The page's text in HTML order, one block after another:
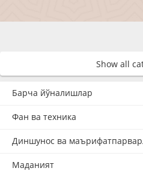
Show all
Барча йўналишлар
Фан ва техника
Диншунос ва
Маданият